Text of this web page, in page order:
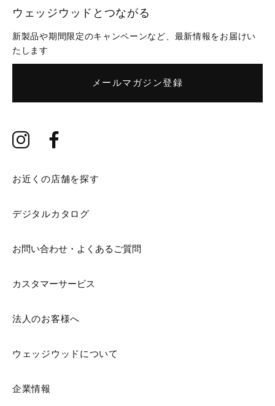
ウェッジウッドとつながる
新製品や期間限定のキャンペーンなど、最新情報をお届けい
たします
メールマガジン登録
お近くの店舗を探す
デジタルカタログ
お問い合わせ・よくあるご質問
カスタマーサービス
法人のお客様へ
ウェッジウッドについて
企業情報